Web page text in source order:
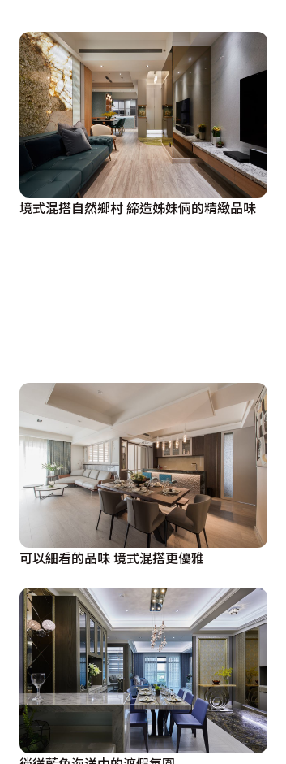
境式混搭自然鄉村 締造姊妹倆的精緻品味
可以細看的品味 境式混搭更優雅